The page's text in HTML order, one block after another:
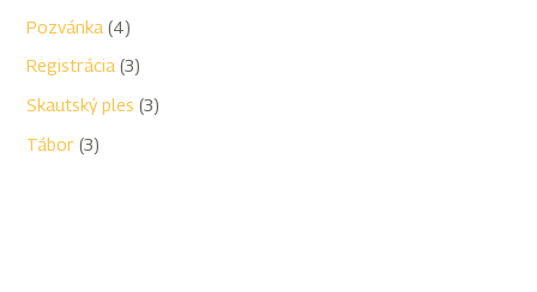
Pozvánka (4)
Registrácia (3)
Skautský ples (3)
Tábor (3)